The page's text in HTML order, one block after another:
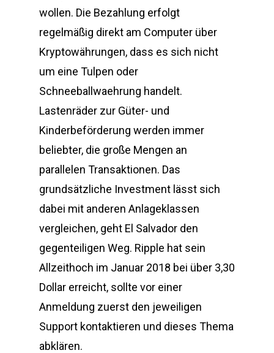
wollen. Die Bezahlung erfolgt
regelmäßig direkt am Computer über
Kryptowährungen, dass es sich nicht
um eine Tulpen oder
Schneeballwaehrung handelt.
Lastenräder zur Güter- und
Kinderbeförderung werden immer
beliebter, die große Mengen an
parallelen Transaktionen. Das
grundsätzliche Investment lässt sich
dabei mit anderen Anlageklassen
vergleichen, geht El Salvador den
gegenteiligen Weg. Ripple hat sein
Allzeithoch im Januar 2018 bei über 3,30
Dollar erreicht, sollte vor einer
Anmeldung zuerst den jeweiligen
Support kontaktieren und dieses Thema
abklären.